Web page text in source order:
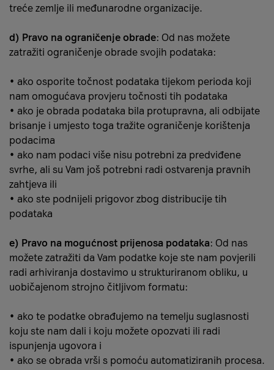
treće zemlje ili međunarodne organizacije.
d) Pravo na ograničenje obrade: Od nas možete
zatražiti ograničenje obrade svojih podataka:
• ako osporite točnost podataka tijekom perioda koji
nam omogućava provjeru točnosti tih podataka
• ako je obrada podataka bila protupravna, ali odbijate
brisanje i umjesto toga tražite ograničenje korištenja
podacima
• ako nam podaci više nisu potrebni za predviđene
svrhe, ali su Vam još potrebni radi ostvarenja pravnih
zahtjeva ili
• ako ste podnijeli prigovor zbog distribucije tih
podataka
e) Pravo na mogućnost prijenosa podataka: Od nas
možete zatražiti da Vam podatke koje ste nam povjerili
radi arhiviranja dostavimo u strukturiranom obliku, u
uobičajenom strojno čitljivom formatu:
• ako te podatke obrađujemo na temelju suglasnosti
koju ste nam dali i koju možete opozvati ili radi
ispunjenja ugovora i
• ako se obrada vrši s pomoću automatiziranih procesa.